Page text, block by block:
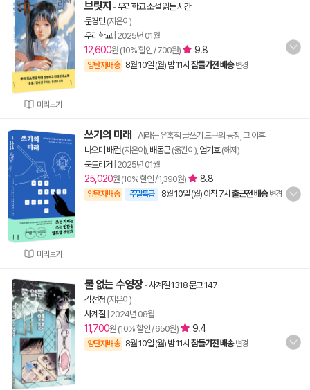
미리보기
브릿지 -우리학교 소설 읽는 시간
문경민(지은이)
우리학교| 2025년 01월
12,600원 (10% 할인 / 700원) 9.8
양탄자배송 8월 10일 (월) 밤 11시 잠들기전 배송 변경
미리보기
쓰기의 미래 - AI라는 유혹적 글쓰기 도구의 등장, 그 이후
나오미 배런(지은이), 배동근(옮긴이), 엄기호(해제)
북트리거 2025년 01월
25,020원 (10% 할인 / 1,390원) 8.8
양탄자배송 주말특급 8월 10일 (월) 아침 7시 출근전 배송 변경
물 없는 수영장-사계절 1318 문고 147
김선정 (지은이)
사계절 2024년 08월
11,700원 (10% 할인 / 650원) 9.4
양탄자배송 8월 10일 (월) 밤 11시 잠들기전 배송 변경